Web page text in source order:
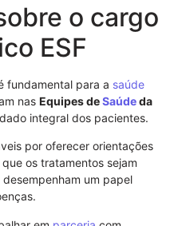
o cargo
ESF
fundamental para a saúde
nas Equipes deSaúdeda
integral dos pacientes.
por oferecer orientações
os tratamentos sejam
um papel